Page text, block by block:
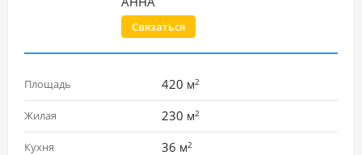
Связаться
Площадь 420 м2
Жилая 230 м2
Кухня 36 м2